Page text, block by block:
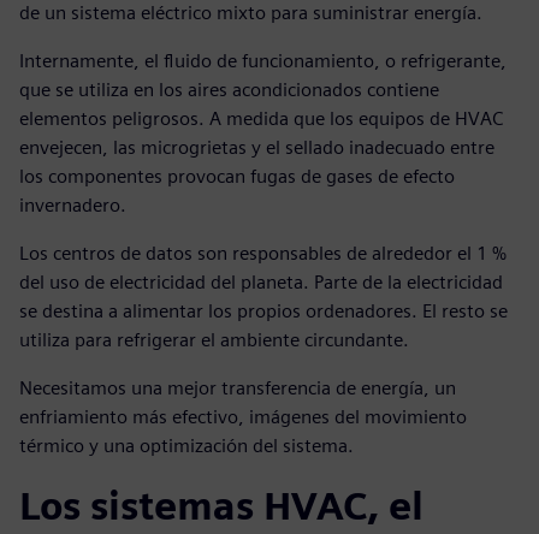
de un sistema eléctrico mixto para suministrar energía.
Internamente, el fluido de funcionamiento, o refrigerante,
que se utiliza en los aires acondicionados contiene
elementos peligrosos. A medida que los equipos de HVAC
envejecen, las microgrietas y el sellado inadecuado entre
los componentes provocan fugas de gases de efecto
invernadero.
Los centros de datos son responsables de alrededor el 1 %
del uso de electricidad del planeta. Parte de la electricidad
se destina a alimentar los propios ordenadores. El resto se
utiliza para refrigerar el ambiente circundante.
Necesitamos una mejor transferencia de energía, un
enfriamiento más efectivo, imágenes del movimiento
térmico y una optimización del sistema.
Los sistemas HVAC, el